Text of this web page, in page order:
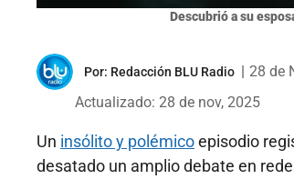
Descubrió a su
Por: Redacción BLU Radio
28 de
Actualizado: 28 de nov, 2025
Un insólito y polémicoepisodio
desatado un amplio debate en